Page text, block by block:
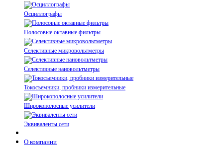
Осциллографы
Полосовые октавные фильтры
Селективные микровольтметры
Селективные нановольтметры
Токосъемники, пробники измерительные
Широкополосные усилители
Эквиваленты сети
О компании